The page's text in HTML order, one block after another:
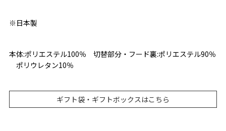
※日本製
本体:ポリエステル100％ 切替部分・フード裏:ポリエステル90％
ポリウレタン10％
ギフト袋・ギフトボックスはこちら